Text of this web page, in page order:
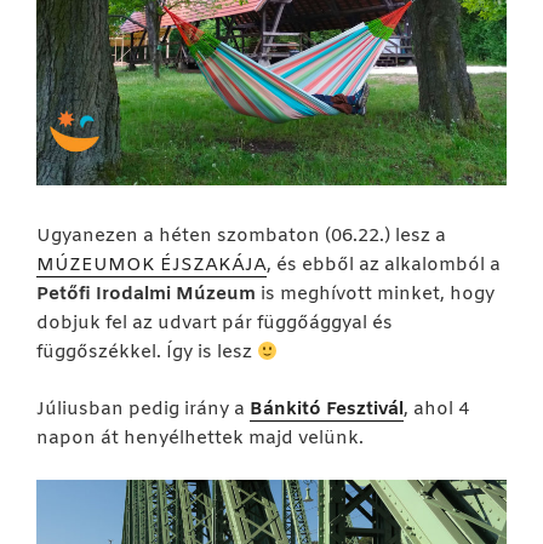
Ugyanezen a héten szombaton (06.22.) lesz a
MÚZEUMOK ÉJSZAKÁJA, és ebből az alkalomból a
Petőfi Irodalmi Múzeum is meghívott minket, hogy
dobjuk fel az udvart pár függőággyal és
függőszékkel. Így is lesz
Júliusban pedig irány a Bánkitó Fesztivál, ahol 4
napon át henyélhettek majd velünk.